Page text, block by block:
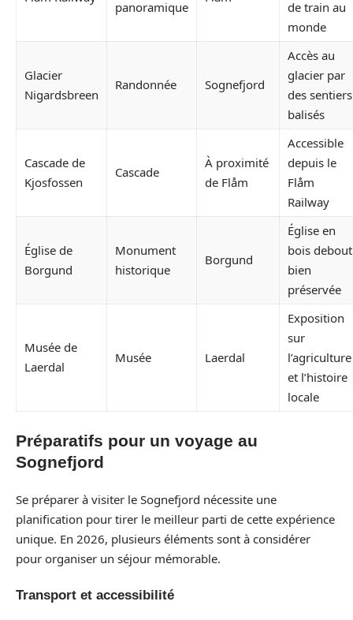
panoramique
de train au
monde
Glacier
Nigardsbreen
Randonnée Sognefjord
Accès au
glacier par
des sentiers
balisés
Cascade de
Kjosfossen
Cascade
À proximité
de Flåm
Accessible
depuis le
Flåm
Railway
Église de
Borgund
Monument
historique
Borgund
Église en
bois debout
bien
préservée
Musée de
Laerdal
Musée Laerdal
Exposition
sur
l’agriculture
et l’histoire
locale
Préparatifs pour un voyage au
Sognefjord
Se préparer à visiter le Sognefjord nécessite une
planification pour tirer le meilleur parti de cette expérience
unique. En 2026, plusieurs éléments sont à considérer
pour organiser un séjour mémorable.
Transport et accessibilité